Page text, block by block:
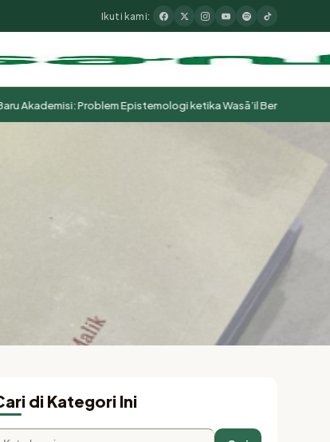
Ikuti kami:
Problem Epistemologi ketika Wasā’il Berubah Menjadi
di Kategori Ini